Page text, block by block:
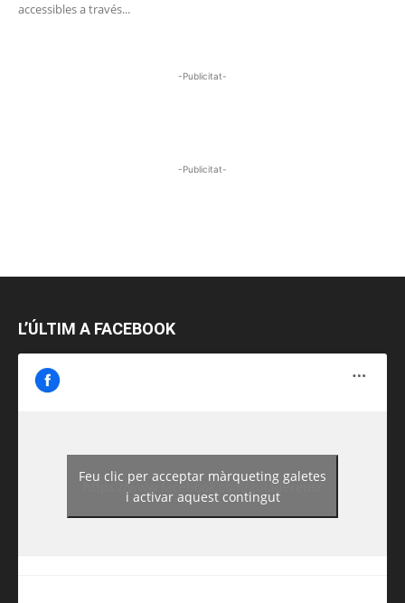
accessibles a través...
-Publicitat-
-Publicitat-
L’ÚLTIM A FACEBOOK
https://www.facebook.com/guiadereus/
Feu clic per acceptar màrqueting galetes
i activar aquest contingut